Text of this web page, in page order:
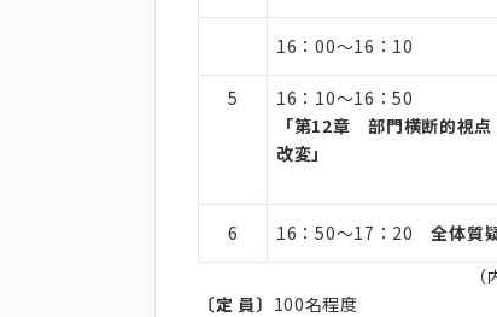
16：00～
5
16：10～16：50
「第12章 部門横断的視
改変」
6 16：50～17：20全体質
〔定 員〕 100名程度